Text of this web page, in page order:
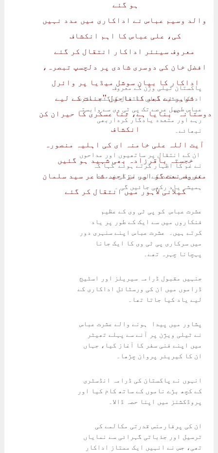
پاکستان ٹیلی وژن کے معروف
اداکارعشرت عباس انتقال کرگئے۔ عشرت
عباس طویل عرصے تک پی ٹی وی سے وابستہ
رہے اور متعدد یادگار کرداربھی
نبھائے۔
ان کے انتقال پر ساتھیوں اور مداحوں
نے غم کا اظہار کرتے ہوئے کہا کہ
تفریحی صنعت کے لیے ان کی خدمات
ہمیشہ یاد رکھی جائیں گی ۔
عشرت عباس کو پی ٹی وی کے عظیم
فنکاروں میں سے ایک کے طور پر یاد
کرتے ہیں۔ عشرت عباس اپنے سنہری دور
میں سرکاری پی ٹی وی کا ایک جانا
پہچانا چہرہ تھے۔
جنہیں مقبول ڈرامہ سیریلز اور اسٹیج
ڈراموں میں ان کی ورسٹائل اداکاری کے
لیے یاد کیا جاتا تھا۔
پشاور میں پیدا ہونے والے عشرت عباس
نے ٹیلی ویژن پر آنے سے پہلے تھیٹر
میں اپنے فنی سفر کا آغاز کیا، جہاں
ان کا کیریئر پروان چڑھا۔
انہوں نے پاکستان کی ڈرامہ انڈسٹری
کے کچھ بڑے ناموں کے ساتھ کام کیا اور
پروڈکشنز میں اپنا حصہ ڈالا۔
ان کی پرفارمنس قدرتی مکالمے کی
ترسیل اور جذباتی گہرائی سے نمایاں
تھی، جس نے انہیں ایک ممتاز اداکار
ہو گئے
والد وسیم عباس نے اداکاری میں مدد نہیں
کی، علی عباس کا اہم انکشاف
معروف سینئر اداکار انتقال کر گئے
افضل خان کی دوسری شادی پر دلچسپ تبصرہ،
اداکار کا بیان سوشل میڈیا پر وائرل
شوہر نے گھر کا ماحول ’’جنات کے لیے
دوستانہ‘‘ بنایا ہے، ثنا عسکری کا حیران کن
انکشاف
آیت اللہ علی خامنہ ای کی اہلیہ منصورہ
خجستہ باقرزادہ بھی شہید ہو گئیں
معروف نعت گو اور مزاحیہ شاعر سید سلمان
گیلانی لاہور میں انتقال کر گئے